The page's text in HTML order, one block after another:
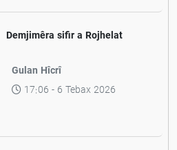
Gulan Hîcrî